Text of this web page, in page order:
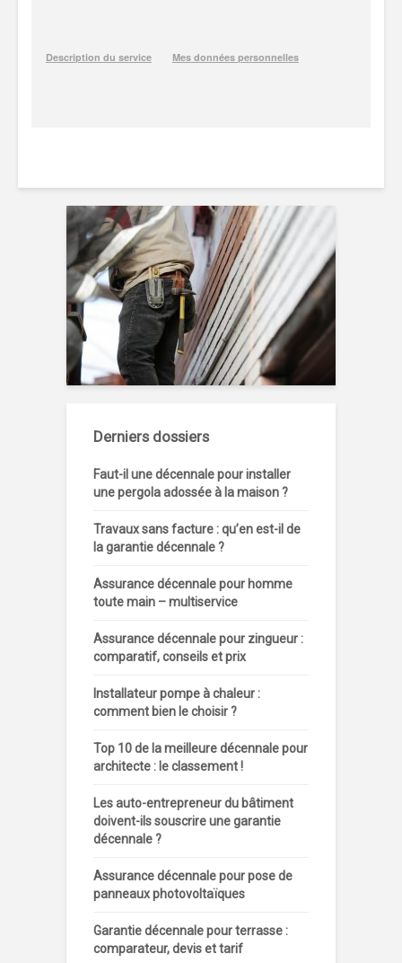
Derniers dossiers
Faut-il une décennale pour installer
une pergola adossée à la maison ?
Travaux sans facture : qu’en est-il de
la garantie décennale ?
Assurance décennale pour homme
toute main – multiservice
Assurance décennale pour zingueur :
comparatif, conseils et prix
Installateur pompe à chaleur :
comment bien le choisir ?
Top 10 de la meilleure décennale pour
architecte : le classement !
Les auto-entrepreneur du bâtiment
doivent-ils souscrire une garantie
décennale ?
Assurance décennale pour pose de
panneaux photovoltaïques
Garantie décennale pour terrasse :
comparateur, devis et tarif